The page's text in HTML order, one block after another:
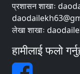
प्रशासन शाखाः
लेखा शाखाः
हामीलाई फलो